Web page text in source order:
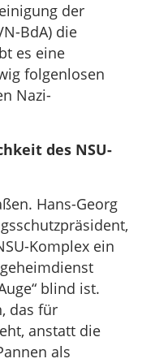
der
BdA) die
es eine
folgenlosen
Nazi-
des NSU-
Hans-Georg
Komplex ein
blind ist.
das für
anstatt die
als